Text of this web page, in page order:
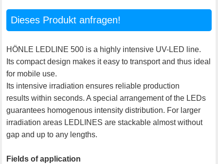
Dieses Produkt anfragen!
HÖNLE LEDLINE 500 is a highly intensive UV-LED line.
Its compact design makes it easy to transport and thus ideal
for mobile use.
Its intensive irradiation ensures reliable production
results within seconds. A special arrangement of the LEDs
guarantees homogenous intensity distribution. For larger
irradiation areas LEDLINES are stackable almost without
gap and up to any lengths.
Fields of application